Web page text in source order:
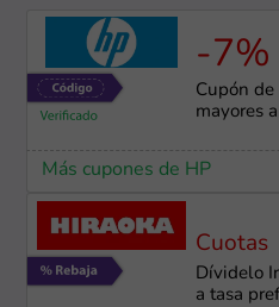
-7%
Cupón de
mayores
Más cupones de HP
Cuotas
Dívidelo
a tasa